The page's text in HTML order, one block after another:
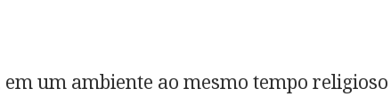
um ambiente ao mesmo tempo religioso